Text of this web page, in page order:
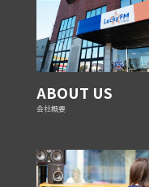
ABOUT US
会社概要